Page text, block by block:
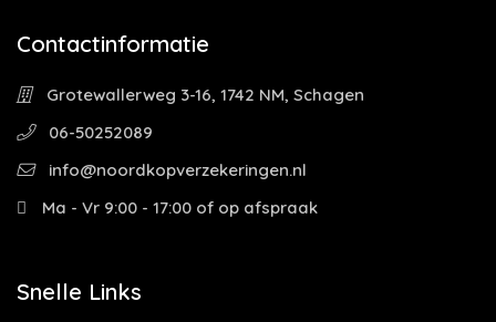
Contactinformatie
Grotewallerweg 3-16, 1742 NM, Schagen
06-50252089
info@noordkopverzekeringen.nl
Ma - Vr 9:00 - 17:00 of op afspraak
Snelle Links